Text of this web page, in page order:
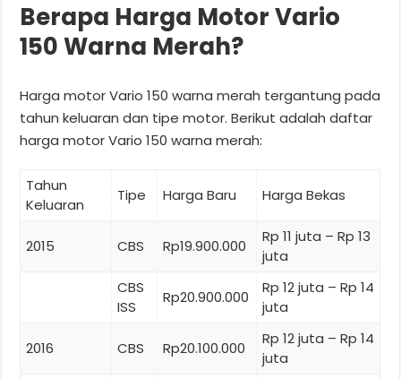
Berapa Harga Motor Vario
150 Warna Merah?
Harga motor Vario 150 warna merah tergantung pada
tahun keluaran dan tipe motor. Berikut adalah daftar
harga motor Vario 150 warna merah:
Tahun
Keluaran
Tipe Harga Baru Harga Bekas
2015 CBS Rp19.900.000
Rp 11 juta – Rp 13
juta
CBS
ISS
Rp20.900.000
Rp 12 juta – Rp 14
juta
2016 CBS Rp20.100.000
Rp 12 juta – Rp 14
juta